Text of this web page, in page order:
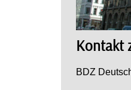
Kontakt
BDZ